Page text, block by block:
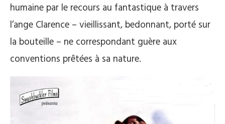
humaine par le recours au fantastique à travers
l’ange Clarence – vieillissant, bedonnant, porté sur
la bouteille – ne correspondant guère aux
conventions prêtées à sa nature.